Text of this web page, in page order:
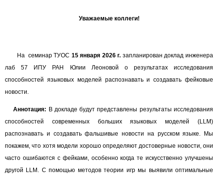
Уважаемые коллеги!
На семинар ТУОС 15 января 2026 г. запланирован доклад инженера
лаб 57 ИПУ РАН Юлии Леоновой о результатах исследования
способностей языковых моделей распознавать и создавать фейковые
новости.
Аннотация: В докладе будут представлены результаты исследования
способностей современных больших языковых моделей (LLM)
распознавать и создавать фальшивые новости на русском языке. Мы
покажем, что хотя модели хорошо определяют достоверные новости, они
часто ошибаются с фейками, особенно когда те искусственно улучшены
другой LLM. С помощью методов теории игр мы выявили оптимальные